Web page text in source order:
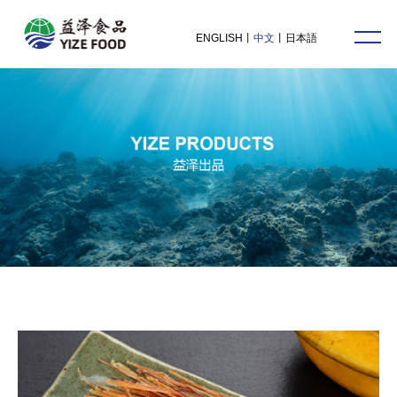
ENGLISH 丨中文 日本語
关于益泽
益泽动态
联系益泽